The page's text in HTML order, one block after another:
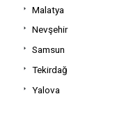
Malatya
Nevşehir
Samsun
Tekirdağ
Yalova